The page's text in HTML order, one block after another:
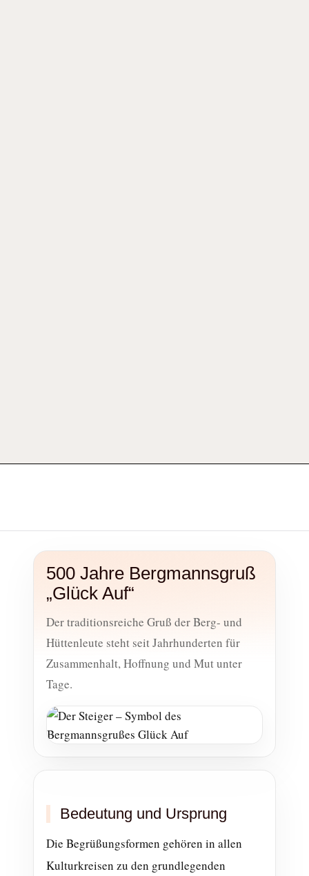
500 Jahre Bergmannsgruß
„Glück Auf“
Der traditionsreiche Gruß der Berg- und
Hüttenleute steht seit Jahrhunderten für
Zusammenhalt, Hoffnung und Mut unter
Tage.
Bedeutung und Ursprung
Die Begrüßungsformen gehören in allen
Kulturkreisen zu den grundlegenden